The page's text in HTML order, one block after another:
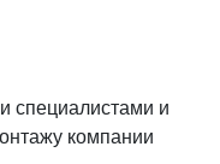
специалистами и
компании